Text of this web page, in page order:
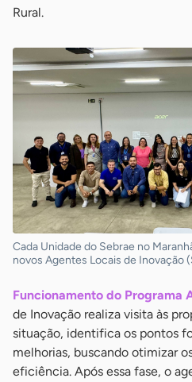
Rural.
Cada Unidade do Sebrae no
novos Agentes Locais de Inovação
Funcionamento do Programa
de Inovação realiza visita às
situação, identifica os pontos
melhorias, buscando otimizar
eficiência. Após essa fase, o